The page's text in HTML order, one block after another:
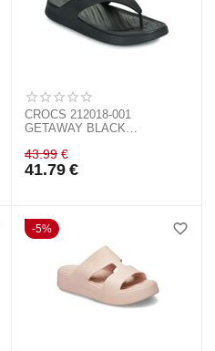
CROCS 212018-001
GETAWAY BLACK
43.99 €
41.79 €
5%